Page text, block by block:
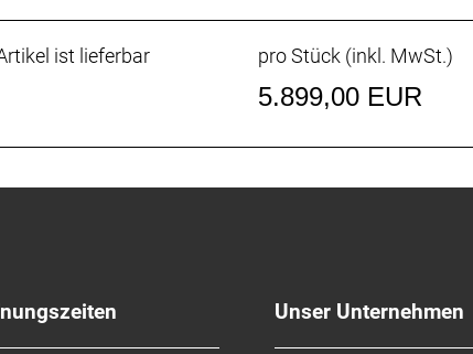
ist lieferbar pro Stück (inkl. MwSt.)
5.899,00 EUR
Unser Unternehmen